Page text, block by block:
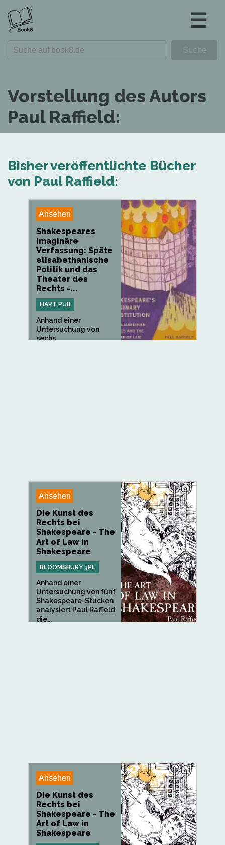
☰
Vorstellung des Autors
Paul Raffield:
Bisher veröffentlichte Bücher
von Paul Raffield:
Ansehen
Shakespeares
imaginäre
Verfassung: Späte
elisabethanische
Politik und das
Theater des
Rechts -...
HART PUB
Anhand einer
Untersuchung von
sechs...
Ansehen
Die Kunst des
Rechts bei
Shakespeare - The
Art of Law in
Shakespeare
BLOOMSBURY 3PL
Anhand einer
Untersuchung von fünf
Shakespeare-Stücken
analysiert Paul Raffield
die...
Ansehen
Die Kunst des
Rechts bei
Shakespeare - The
Art of Law in
Shakespeare